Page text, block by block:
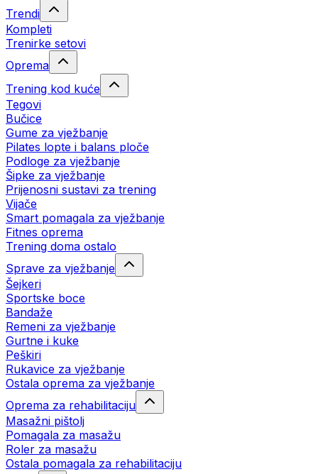
Trendi
Kompleti
Trenirke setovi
Oprema
Trening kod kuće
Tegovi
Bučice
Gume za vježbanje
Pilates lopte i balans ploče
Podloge za vježbanje
Šipke za vježbanje
Prijenosni sustavi za trening
Vijače
Smart pomagala za vježbanje
Fitnes oprema
Trening doma ostalo
Sprave za vježbanje
Šejkeri
Sportske boce
Bandaže
Remeni za vježbanje
Gurtne i kuke
Peškiri
Rukavice za vježbanje
Ostala oprema za vježbanje
Oprema za rehabilitaciju
Masažni pištolj
Pomagala za masažu
Roler za masažu
Ostala pomagala za rehabilitaciju